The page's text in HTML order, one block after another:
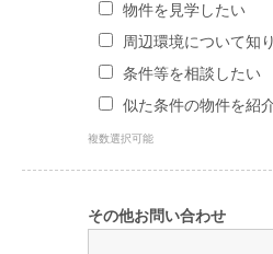
物件を見学したい
周辺環境について知
条件等を相談したい
似た条件の物件を紹
複数選択可能
その他お問い合わせ